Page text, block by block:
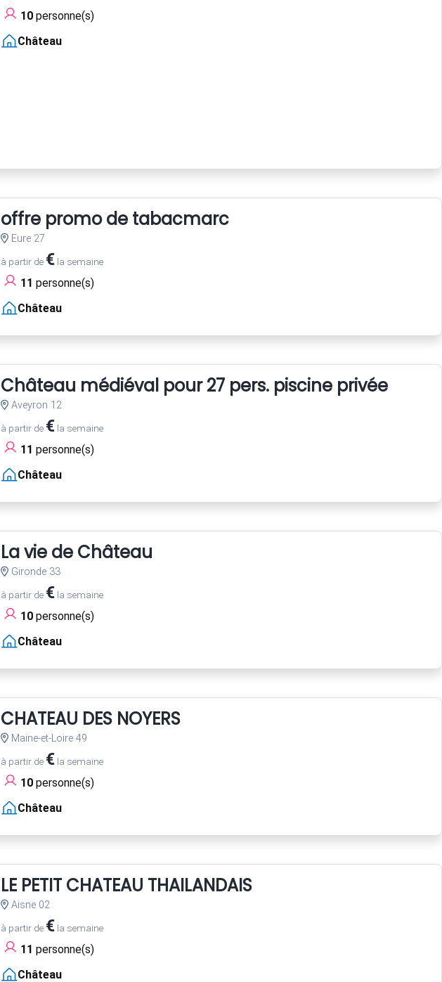
10personne(s)
Château
offre promo de tabacmarc
Eure 27
à partir de €la semaine
11 personne(s)
Château
Château médiéval pour 27 pers. piscine privée
Aveyron 12
à partir de €la semaine
11 personne(s)
Château
La vie de Château
Gironde 33
à partir de €la semaine
10personne(s)
Château
CHATEAU DES NOYERS
Maine-et-Loire 49
à partir de €la semaine
10personne(s)
Château
LE PETIT CHATEAU THAILANDAIS
Aisne 02
à partir de €la semaine
11 personne(s)
Château